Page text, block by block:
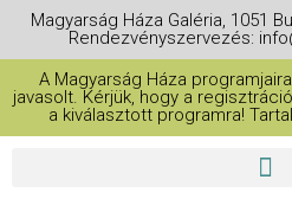
Magyarság Háza Galéria, 1051
Rendezvényszervezés:
A Magyarság Háza
javasolt. Kérjük, hogy a
a kiválasztott programra!